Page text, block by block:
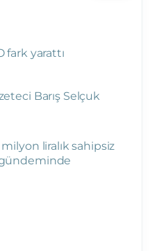
fark yarattı
Barış Selçuk
liralık sahipsiz